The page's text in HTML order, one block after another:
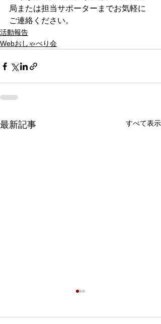
局または担当サポーターまでお気軽に
ご連絡ください。
活動報告
Webおしゃべり会
最新記事 すべて表示